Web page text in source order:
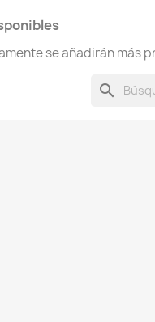
se añadirán más
search